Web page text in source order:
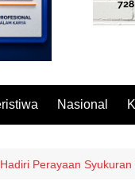
Nasional
Perayaan